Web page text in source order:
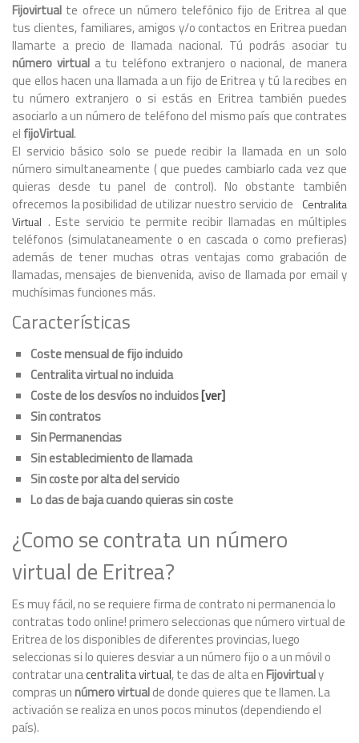
Fijovirtual te ofrece un número telefónico fijo de Eritrea al que
tus clientes, familiares, amigos y/o contactos en Eritrea puedan
llamarte a precio de llamada nacional. Tú podrás asociar tu
número virtuala tu teléfono extranjero o nacional, de manera
que ellos hacen una llamada a un fijo de Eritrea y tú la recibes en
tu número extranjero o si estás en Eritrea también puedes
asociarlo a un número de teléfono del mismo país que contrates
el fijoVirtual.
El servicio básico solo se puede recibir la llamada en un solo
número simultaneamente ( que puedes cambiarlo cada vez que
quieras desde tu panel de control). No obstante también
ofrecemos la posibilidad de utilizar nuestro servicio de
Centralita
Virtual . Este servicio te permite recibir llamadas en múltiples
teléfonos (simulataneamente o en cascada o como prefieras)
además de tener muchas otras ventajas como grabación de
llamadas, mensajes de bienvenida, aviso de llamada por email y
muchísimas funciones más.
Características
Coste mensual de fijo incluido
Centralita virtual no incluida
Coste de los desvíos no incluidos[ver]
Sin contratos
Sin Permanencias
Sin establecimiento de llamada
Sin coste por alta del servicio
Lo das de baja cuando quieras sin coste
¿Como se contrata un número
virtual de Eritrea?
Es muy fácil, no se requiere firma de contrato ni permanencia lo
contratas todo online! primero seleccionas que número virtual de
Eritrea de los disponibles de diferentes provincias, luego
seleccionas si lo quieres desviar a un número fijo o a un móvil o
contratar unacentralita virtual, te das de alta enFijovirtualy
compras unnúmero virtualde donde quieres que te llamen. La
activación se realiza en unos pocos minutos (dependiendo el
país).